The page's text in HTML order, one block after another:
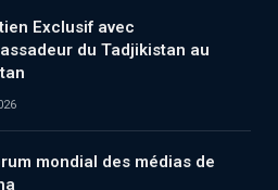
Exclusif avec
du Tadjikistan au
mondial des médias de